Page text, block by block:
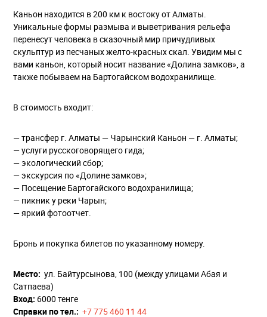
Каньон находится в 200 км к востоку от Алматы.
Уникальные формы размыва и выветривания рельефа
перенесут человека в сказочный мир причудливых
скульптур из песчаных желто-красных скал. Увидим мы с
вами каньон, который носит название «Долина замков», а
также побываем на Бартогайском водохранилище.
В стоимость входит:
— трансфер г. Алматы — Чарынский Каньон — г. Алматы;
— услуги русскоговорящего гида;
— экологический сбор;
— экскурсия по «Долине замков»;
— Посещение Бартогайского водохранилища;
— пикник у реки Чарын;
— яркий фотоотчет.
Бронь и покупка билетов по указанному номеру.
Место: ул. Байтурсынова, 100 (между улицами Абая и
Сатпаева)
Вход: 6000 тенге
Справки по тел.: +7 775 460 11 44